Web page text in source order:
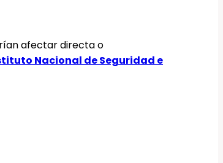
afectar directa o
Nacional de Seguridad e